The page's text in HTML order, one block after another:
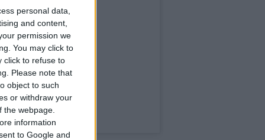
personal data,
and content,
permission we
You may click to
click to refuse to
Please note that
object to such
or withdraw your
webpage.
information
to Google and